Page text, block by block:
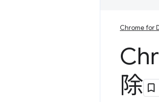
Chrome for
除